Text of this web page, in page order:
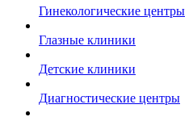
Гинекологические центры
Глазные клиники
Детские клиники
Диагностические центры